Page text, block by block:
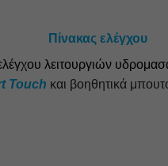
Πίνακας ελέγχου
λειτουργιών
Touch και βοηθητικά